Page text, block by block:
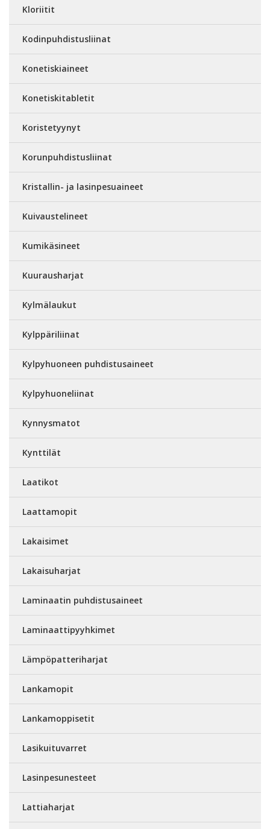
Kloriitit
Kodinpuhdistusliinat
Konetiskiaineet
Konetiskitabletit
Koristetyynyt
Korunpuhdistusliinat
Kristallin- ja lasinpesuaineet
Kuivaustelineet
Kumikäsineet
Kuurausharjat
Kylmälaukut
Kylppäriliinat
Kylpyhuoneen puhdistusaineet
Kylpyhuoneliinat
Kynnysmatot
Kynttilät
Laatikot
Laattamopit
Lakaisimet
Lakaisuharjat
Laminaatin puhdistusaineet
Laminaattipyyhkimet
Lämpöpatteriharjat
Lankamopit
Lankamoppisetit
Lasikuituvarret
Lasinpesunesteet
Lattiaharjat